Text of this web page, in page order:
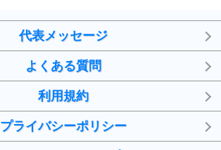
代表メッセージ
よくある質問
利用規約
プライバシーポリシー